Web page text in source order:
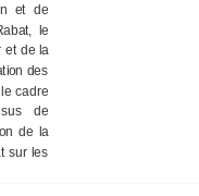
et de
le
et de la
des
cadre
de
de la
sur les